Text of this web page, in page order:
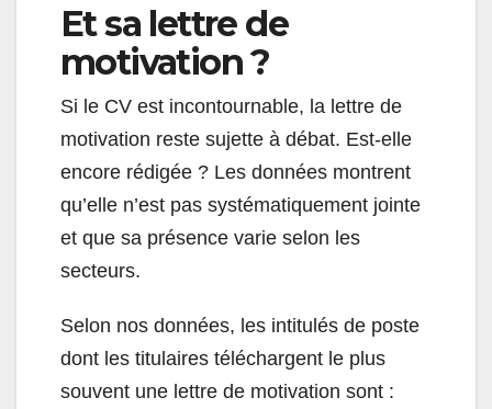
Et sa lettre de
motivation ?
Si le CV est incontournable, la lettre de
motivation reste sujette à débat. Est-elle
encore rédigée ? Les données montrent
qu’elle n’est pas systématiquement jointe
et que sa présence varie selon les
secteurs.
Selon nos données, les intitulés de poste
dont les titulaires téléchargent le plus
souvent une lettre de motivation sont :